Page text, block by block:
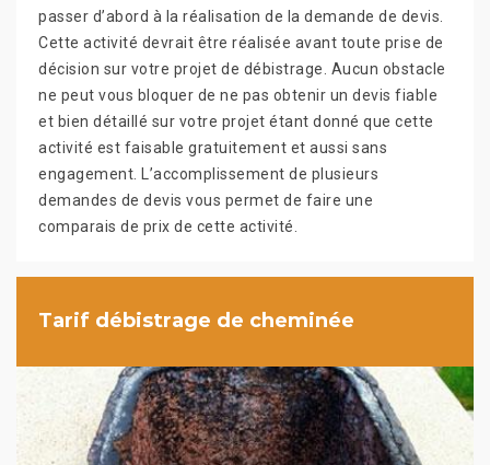
passer d’abord à la réalisation de la demande de devis.
Cette activité devrait être réalisée avant toute prise de
décision sur votre projet de débistrage. Aucun obstacle
ne peut vous bloquer de ne pas obtenir un devis fiable
et bien détaillé sur votre projet étant donné que cette
activité est faisable gratuitement et aussi sans
engagement. L’accomplissement de plusieurs
demandes de devis vous permet de faire une
comparais de prix de cette activité.
Tarif débistrage de cheminée